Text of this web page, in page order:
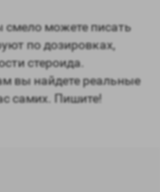
можете писать
по дозировках,
стероида.
вы найдете реальные
самих. Пишите!